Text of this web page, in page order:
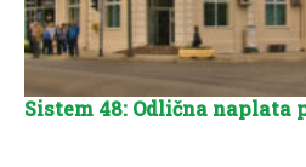
Sistem 48: Odlična naplata